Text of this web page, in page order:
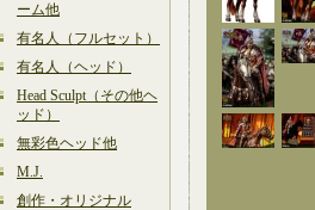
ーム他
有名人（フルセット）
有名人（ヘッド）
Head Sculpt（その他ヘ
ッド）
無彩色ヘッド他
M.J.
創作・オリジナル